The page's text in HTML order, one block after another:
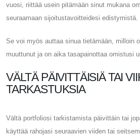
vuosi, riittää usein pitämään sinut mukana
seuraamaan sijoitustavoitteidesi edistymistä.
Se voi myös auttaa sinua tietämään, milloin
muuttunut ja on aika tasapainottaa omistusi
VÄLTÄ PÄIVITTÄISIÄ TAI
TARKASTUKSIA
Vältä portfoliosi tarkistamista päivittäin tai
käyttää rahojasi seuraavien viiden tai